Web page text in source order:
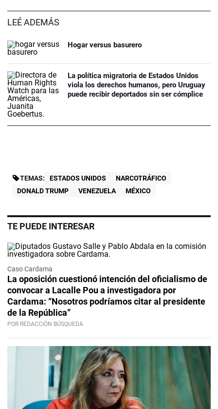
LEÉ ADEMÁS
Hogar versus basurero
La política migratoria de Estados Unidos
viola los derechos humanos, pero Uruguay
puede recibir deportados sin ser cómplice
TEMAS: ESTADOS UNIDOS
NARCOTRÁFICO
DONALD TRUMP
VENEZUELA MÉXICO
TE PUEDE INTERESAR
Caso Cardama
La oposición cuestionó intención del oficialismo de
convocar a Lacalle Pou a investigadora por
Cardama: “Nosotros podríamos citar al presidente
de la República”
POR REDACCIÓN BÚSQUEDA